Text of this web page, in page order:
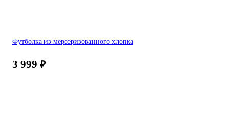
Футболка из мерсеризованного хлопка
3 999 ₽